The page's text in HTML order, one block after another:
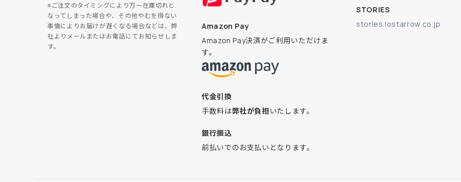
※ご注文のタイミングにより万一在庫切れと
なってしまった場合や、その他やむを得ない
事情によりお届けが遅くなる場合などは、弊
社よりメールまたはお電話にてお知らせしま
す。
Amazon Pay
Amazon Pay決済がご利用いただけま
す。
代金引換
手数料は弊社が負担いたします。
銀行振込
前払いでのお支払いとなります。
STORIES
stories.lostarrow.co.jp